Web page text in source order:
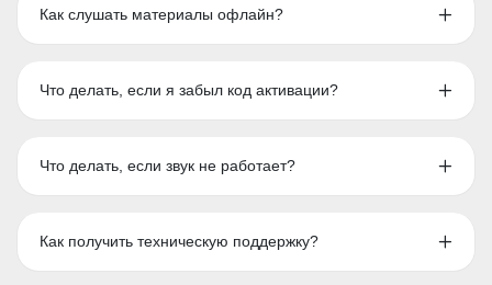
Как слушать материалы офлайн?
Что делать, если я забыл код активации?
Что делать, если звук не работает?
Как получить техническую поддержку?